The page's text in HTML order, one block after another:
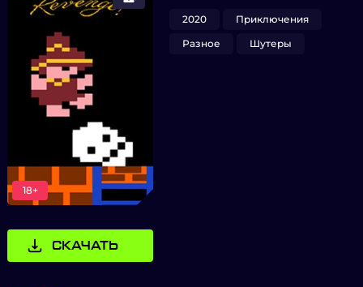
18+
СКАЧАТЬ
2020
Приключения
Разное
Шутеры